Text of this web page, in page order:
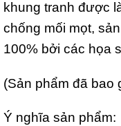
khung tranh được
chống mối mọt,
100% bởi các họa
(Sản phẩm đã bao
Ý nghĩa sản phẩm: